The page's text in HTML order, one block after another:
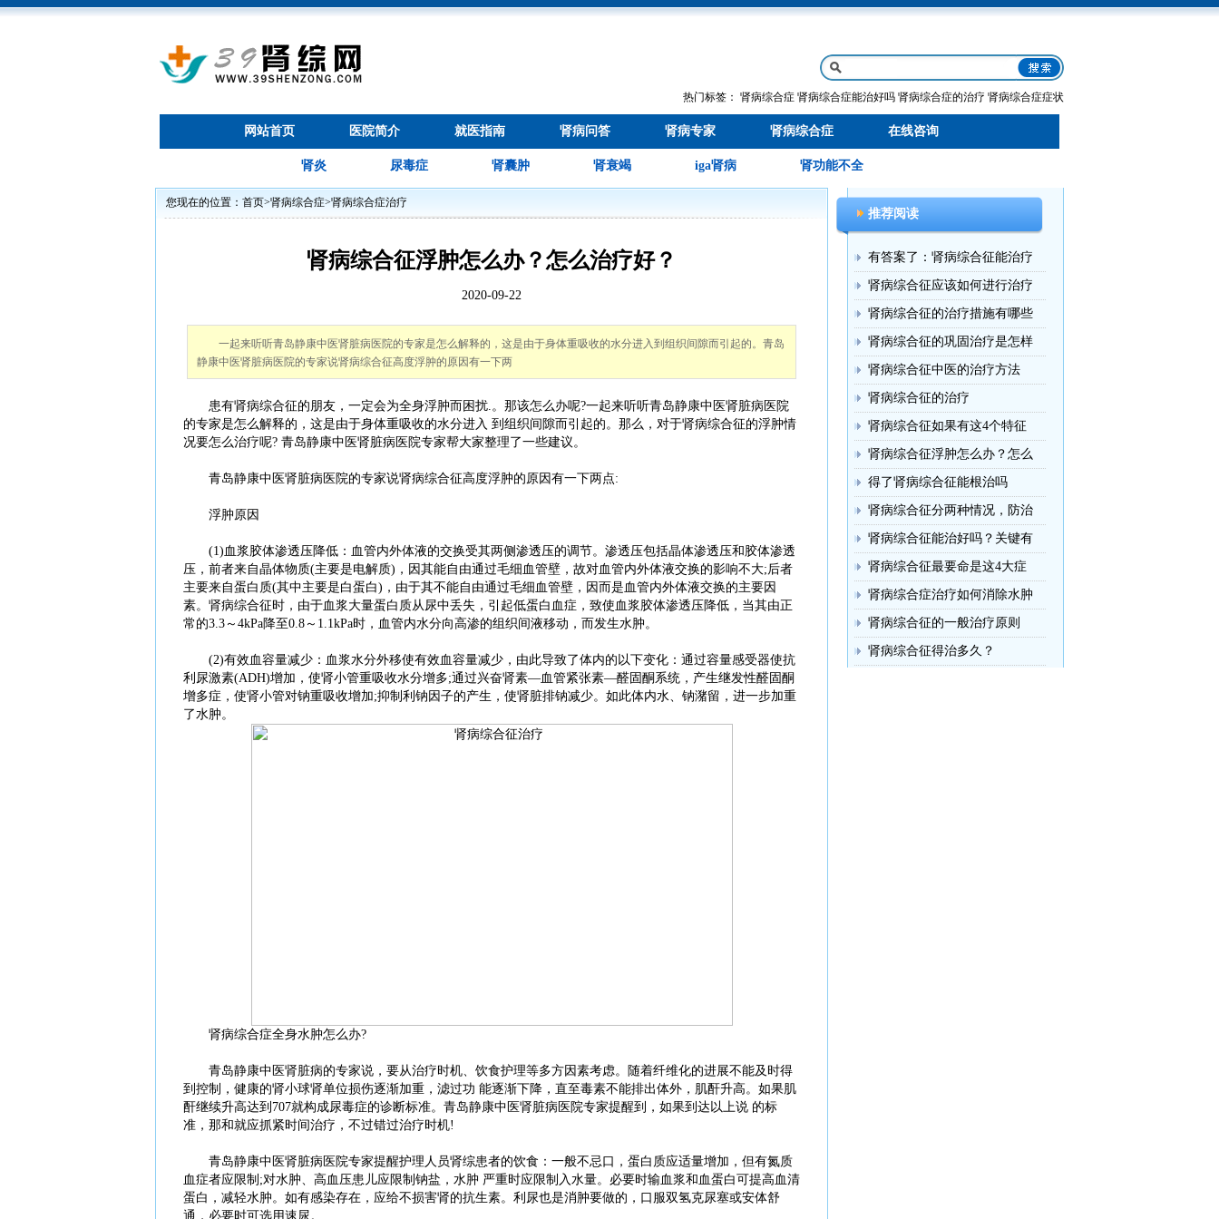
热门标签： 肾病综合症 肾病综合症能治好吗 肾病综合症的治疗 肾病综合症症状
网站首页 医院简介 就医指南 肾病问答 肾病专家 肾病综合症 在线咨询
肾炎 尿毒症 肾囊肿 肾衰竭 iga肾病 肾功能不全
您现在的位置： 首页>肾病综合症>肾病综合症治疗
肾病综合征浮肿怎么办？怎么治疗好？
2020-09-22
一起来听听青岛静康中医肾脏病医院的专家是怎么解释的，这是由于身体重吸收的水分进入到组织间隙而引起的。青岛
静康中医肾脏病医院的专家说肾病综合征高度浮肿的原因有一下两
患有肾病综合征的朋友，一定会为全身浮肿而困扰.。那该怎么办呢?一起来听听青岛静康中医肾脏病医院
的专家是怎么解释的，这是由于身体重吸收的水分进入 到组织间隙而引起的。那么，对于肾病综合征的浮肿情
况要怎么治疗呢? 青岛静康中医肾脏病医院专家帮大家整理了一些建议。
青岛静康中医肾脏病医院的专家说肾病综合征高度浮肿的原因有一下两点:
浮肿原因
(1)血浆胶体渗透压降低：血管内外体液的交换受其两侧渗透压的调节。渗透压包括晶体渗透压和胶体渗透
压，前者来自晶体物质(主要是电解质)，因其能自由通过毛细血管壁，故对血管内外体液交换的影响不大;后者
主要来自蛋白质(其中主要是白蛋白)，由于其不能自由通过毛细血管壁，因而是血管内外体液交换的主要因
素。肾病综合征时，由于血浆大量蛋白质从尿中丢失，引起低蛋白血症，致使血浆胶体渗透压降低，当其由正
常的3.3～4kPa降至0.8～1.1kPa时，血管内水分向高渗的组织间液移动，而发生水肿。
(2)有效血容量减少：血浆水分外移使有效血容量减少，由此导致了体内的以下变化：通过容量感受器使抗
利尿激素(ADH)增加，使肾小管重吸收水分增多;通过兴奋肾素—血管紧张素—醛固酮系统，产生继发性醛固酮
增多症，使肾小管对钠重吸收增加;抑制利钠因子的产生，使肾脏排钠减少。如此体内水、钠潴留，进一步加重
了水肿。
肾病综合症全身水肿怎么办?
青岛静康中医肾脏病的专家说，要从治疗时机、饮食护理等多方因素考虑。随着纤维化的进展不能及时得
到控制，健康的肾小球肾单位损伤逐渐加重，滤过功 能逐渐下降，直至毒素不能排出体外，肌酐升高。如果肌
酐继续升高达到707就构成尿毒症的诊断标准。青岛静康中医肾脏病医院专家提醒到，如果到达以上说 的标
准，那和就应抓紧时间治疗，不过错过治疗时机!
青岛静康中医肾脏病医院专家提醒护理人员肾综患者的饮食：一般不忌口，蛋白质应适量增加，但有氮质
血症者应限制;对水肿、高血压患儿应限制钠盐，水肿 严重时应限制入水量。必要时输血浆和血蛋白可提高血清
蛋白，减轻水肿。如有感染存在，应给不损害肾的抗生素。利尿也是消肿要做的，口服双氢克尿塞或安体舒
通，必要时可选用速尿。
推荐阅读
有答案了：肾病综合征能治疗
肾病综合征应该如何进行治疗
肾病综合征的治疗措施有哪些
肾病综合征的巩固治疗是怎样
肾病综合征中医的治疗方法
肾病综合征的治疗
肾病综合征如果有这4个特征
肾病综合征浮肿怎么办？怎么
得了肾病综合征能根治吗
肾病综合征分两种情况，防治
肾病综合征能治好吗？关键有
肾病综合征最要命是这4大症
肾病综合症治疗如何消除水肿
肾病综合征的一般治疗原则
肾病综合征得治多久？